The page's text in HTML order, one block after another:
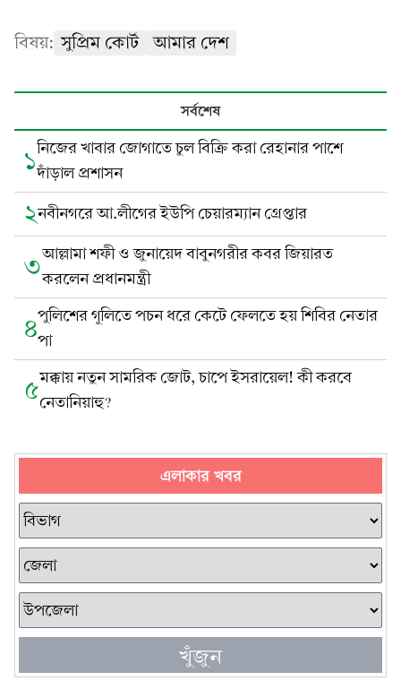
বিষয়: সুপ্রিম কোর্ট আমার দেশ
সর্বশেষ
১নিজের খাবার জোগাতে চুল বিক্রি করা রেহানার পাশে
দাঁড়াল প্রশাসন
২নবীনগরে আ.লীগের ইউপি চেয়ারম্যান গ্রেপ্তার
৩আল্লামা শফী ও জুনায়েদ বাবুনগরীর কবর জিয়ারত
করলেন প্রধানমন্ত্রী
৪পুলিশের গুলিতে পচন ধরে কেটে ফেলতে হয় শিবির নেতার
পা
৫মক্কায় নতুন সামরিক জোট, চাপে ইসরায়েল! কী করবে
নেতানিয়াহু?
এলাকার খবর
খুঁজুন